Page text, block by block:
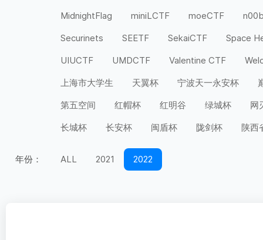
MidnightFlag
miniLCTF moeCTF
Securinets
SEETF SekaiCTF
Space
UIUCTF
UMDCTF Valentine CTF
上海市大学生
天翼杯 宁波天一永安杯
第五空间
红帽杯 红明谷 绿城杯
网
长城杯
长安杯 闽盾杯 陇剑杯 陕西
年份： ALL 2021 2022